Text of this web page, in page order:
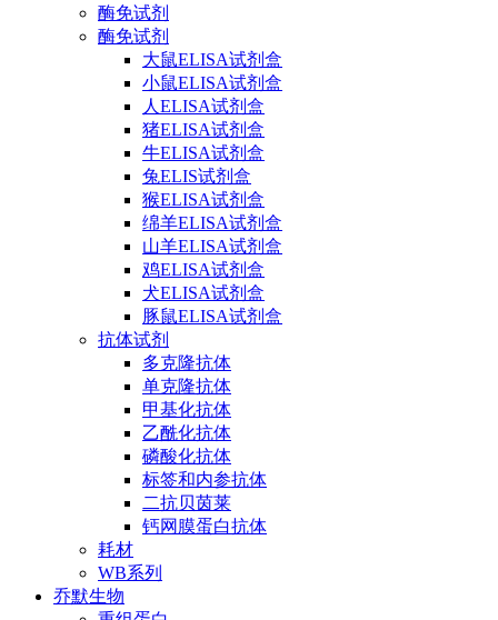
酶免试剂
酶免试剂
大鼠ELISA试剂盒
小鼠ELISA试剂盒
人ELISA试剂盒
猪ELISA试剂盒
牛ELISA试剂盒
兔ELIS试剂盒
猴ELISA试剂盒
绵羊ELISA试剂盒
山羊ELISA试剂盒
鸡ELISA试剂盒
犬ELISA试剂盒
豚鼠ELISA试剂盒
抗体试剂
多克隆抗体
单克隆抗体
甲基化抗体
乙酰化抗体
磷酸化抗体
标签和内参抗体
二抗贝茵莱
钙网膜蛋白抗体
耗材
WB系列
乔默生物